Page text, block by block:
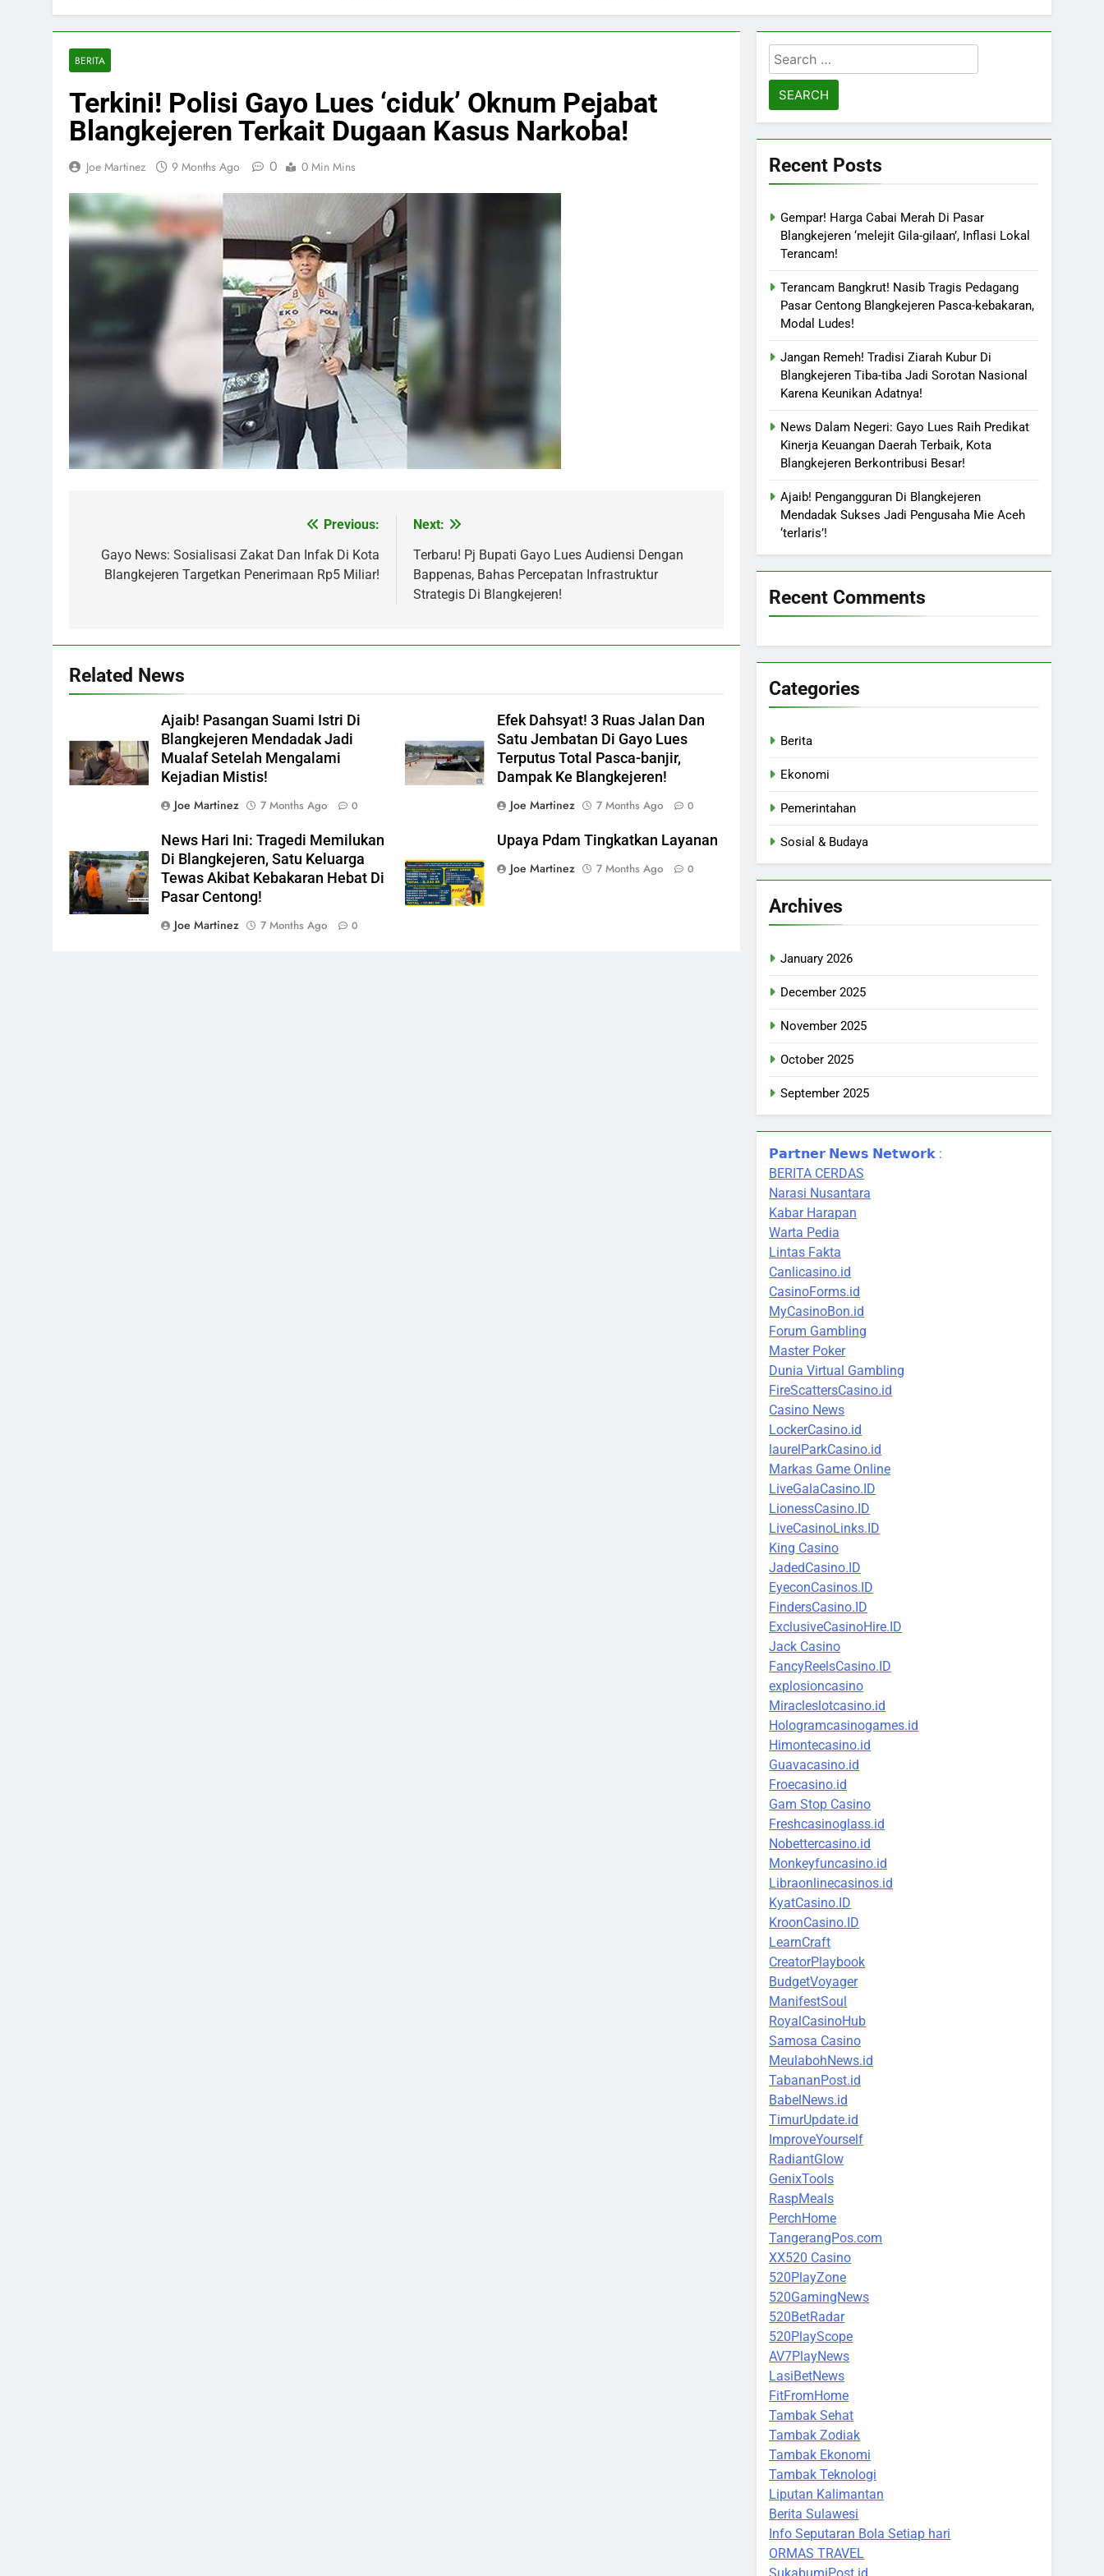
BERITA
Terkini! Polisi Gayo Lues ‘ciduk’ Oknum Pejabat
Blangkejeren Terkait Dugaan Kasus Narkoba!
Joe Martinez 9 Months Ago 0 0 Min Mins
navigation
Previous:
Gayo News: Sosialisasi Zakat Dan Infak Di Kota
Blangkejeren Targetkan Penerimaan Rp5 Miliar!
Next:
Terbaru! Pj Bupati Gayo Lues Audiensi Dengan
Bappenas, Bahas Percepatan Infrastruktur
Strategis Di Blangkejeren!
Related News
Ajaib! Pasangan Suami Istri Di
Blangkejeren Mendadak Jadi
Mualaf Setelah Mengalami
Kejadian Mistis!
Joe Martinez
7 Months Ago 0
Efek Dahsyat! 3 Ruas Jalan Dan
Satu Jembatan Di Gayo Lues
Terputus Total Pasca-banjir,
Dampak Ke Blangkejeren!
Joe Martinez
7 Months Ago 0
News Hari Ini: Tragedi Memilukan
Di Blangkejeren, Satu Keluarga
Tewas Akibat Kebakaran Hebat Di
Pasar Centong!
Joe Martinez
7 Months Ago 0
Upaya Pdam Tingkatkan Layanan
Joe Martinez
7 Months Ago 0
Search
for:
Recent Posts
Gempar! Harga Cabai Merah Di Pasar
Blangkejeren ‘melejit Gila-gilaan’, Inflasi Lokal
Terancam!
Terancam Bangkrut! Nasib Tragis Pedagang
Pasar Centong Blangkejeren Pasca-kebakaran,
Modal Ludes!
Jangan Remeh! Tradisi Ziarah Kubur Di
Blangkejeren Tiba-tiba Jadi Sorotan Nasional
Karena Keunikan Adatnya!
News Dalam Negeri: Gayo Lues Raih Predikat
Kinerja Keuangan Daerah Terbaik, Kota
Blangkejeren Berkontribusi Besar!
Ajaib! Pengangguran Di Blangkejeren
Mendadak Sukses Jadi Pengusaha Mie Aceh
‘terlaris’!
Recent Comments
Categories
Berita
Ekonomi
Pemerintahan
Sosial & Budaya
Archives
January 2026
December 2025
November 2025
October 2025
September 2025
𝗣𝗮𝗿𝘁𝗻𝗲𝗿 𝗡𝗲𝘄𝘀 𝗡𝗲𝘁𝘄𝗼𝗿𝗸 :
BERITA CERDAS
Narasi Nusantara
Kabar Harapan
Warta Pedia
Lintas Fakta
Canlicasino.id
CasinoForms.id
MyCasinoBon.id
Forum Gambling
Master Poker
Dunia Virtual Gambling
FireScattersCasino.id
Casino News
LockerCasino.id
laurelParkCasino.id
Markas Game Online
LiveGalaCasino.ID
LionessCasino.ID
LiveCasinoLinks.ID
King Casino
JadedCasino.ID
EyeconCasinos.ID
FindersCasino.ID
ExclusiveCasinoHire.ID
Jack Casino
FancyReelsCasino.ID
explosioncasino
Miracleslotcasino.id
Hologramcasinogames.id
Himontecasino.id
Guavacasino.id
Froecasino.id
Gam Stop Casino
Freshcasinoglass.id
Nobettercasino.id
Monkeyfuncasino.id
Libraonlinecasinos.id
KyatCasino.ID
KroonCasino.ID
LearnCraft
CreatorPlaybook
BudgetVoyager
ManifestSoul
RoyalCasinoHub
Samosa Casino
MeulabohNews.id
TabananPost.id
BabelNews.id
TimurUpdate.id
ImproveYourself
RadiantGlow
GenixTools
RaspMeals
PerchHome
TangerangPos.com
XX520 Casino
520PlayZone
520GamingNews
520BetRadar
520PlayScope
AV7PlayNews
LasiBetNews
FitFromHome
Tambak Sehat
Tambak Zodiak
Tambak Ekonomi
Tambak Teknologi
Liputan Kalimantan
Berita Sulawesi
Info Seputaran Bola Setiap hari
ORMAS TRAVEL